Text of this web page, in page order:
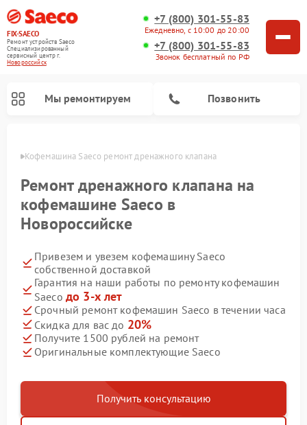
FIX-SAECO
Ремонт устройств Saeco
Специализированный
cервисный центр г.
Новороссийск
+7 (800) 301-55-83
Ежедневно, с 10:00 до 20:00
+7 (800) 301-55-83
Звонок бесплатный по РФ
Мы ремонтируем Позвонить
Кофемашина Saeco ремонт дренажного клапана
Ремонт дренажного клапана на
кофемашине Saeco в
Новороссийске
Привезем и увезем кофемашину Saeco
собственной доставкой
Гарантия на наши работы по ремонту кофемашин
Saeco до 3-х лет
Срочный ремонт кофемашин Saeco в течении часа
Скидка для вас до 20%
Получите 1500 рублей на ремонт
Оригинальные комплектующие Saeco
Получить консультацию